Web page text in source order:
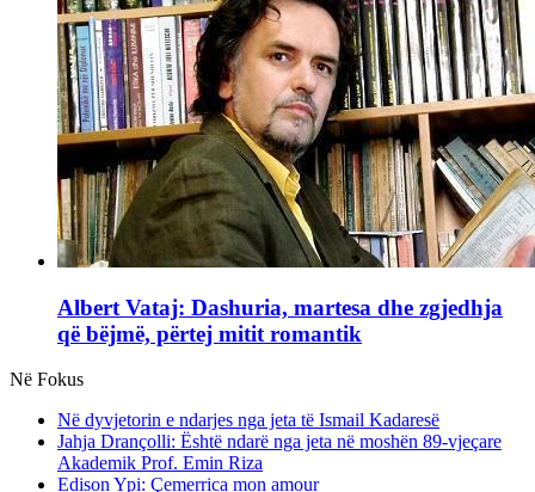
Albert Vataj: Dashuria, martesa dhe zgjedhja
që bëjmë, përtej mitit romantik
Në Fokus
Në dyvjetorin e ndarjes nga jeta të Ismail Kadaresë
Jahja Drançolli: Është ndarë nga jeta në moshën 89-vjeçare
Akademik Prof. Emin Riza
Edison Ypi: Çemerrica mon amour